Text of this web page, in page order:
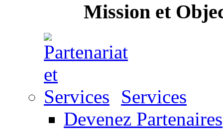
Mission et
Services
Devenez Partenaires